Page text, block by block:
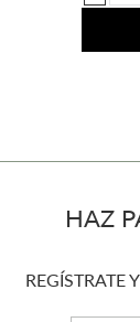
HAZ
REGÍSTRATE